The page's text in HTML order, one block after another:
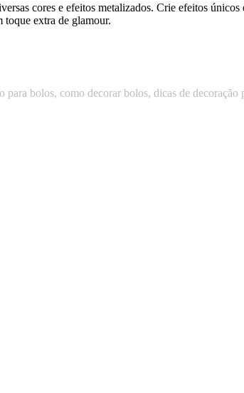
cores e efeitos metalizados. Crie efeitos
toque extra de glamour.
bolos, como decorar bolos, dicas de